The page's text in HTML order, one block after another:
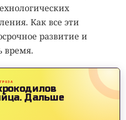
Как все эти
развитие и
время.
Дальше